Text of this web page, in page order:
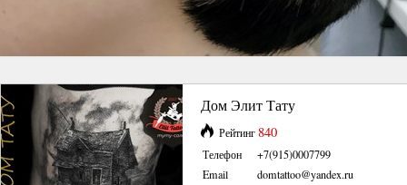
Дом Элит Тату
Рейтинг840
Телефон
+7(915)0007799
Email
domtattoo@yandex.ru